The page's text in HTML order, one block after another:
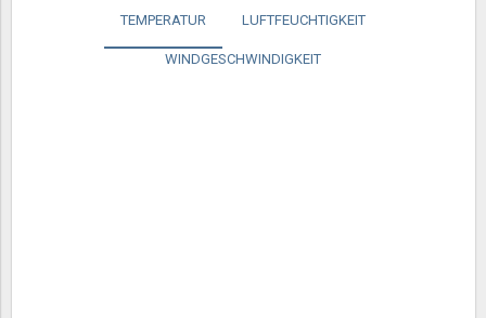
TEMPERATUR LUFTFEUCHTIGKEIT
WINDGESCHWINDIGKEIT